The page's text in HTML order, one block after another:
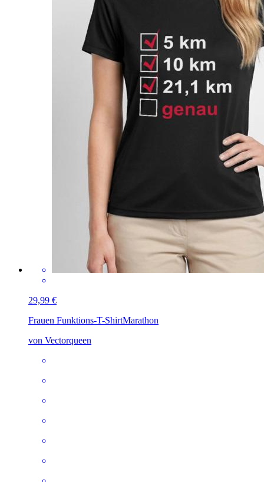
29,99 €
Frauen Funktions-T-ShirtMarathon
von Vectorqueen